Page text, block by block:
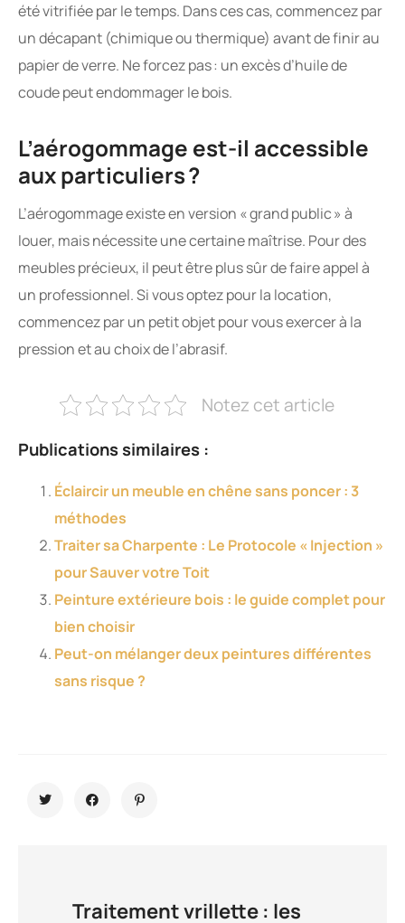
été vitrifiée par le temps. Dans ces cas, commencez par
un décapant (chimique ou thermique) avant de finir au
papier de verre. Ne forcez pas : un excès d’huile de
coude peut endommager le bois.
L’aérogommage est-il accessible
aux particuliers ?
L’aérogommage existe en version « grand public » à
louer, mais nécessite une certaine maîtrise. Pour des
meubles précieux, il peut être plus sûr de faire appel à
un professionnel. Si vous optez pour la location,
commencez par un petit objet pour vous exercer à la
pression et au choix de l’abrasif.
Notez cet article
Publications similaires :
Éclaircir un meuble en chêne sans poncer : 3
méthodes
Traiter sa Charpente : Le Protocole « Injection »
pour Sauver votre Toit
Peinture extérieure bois : le guide complet pour
bien choisir
Peut-on mélanger deux peintures différentes
sans risque ?
Traitement vrillette : les